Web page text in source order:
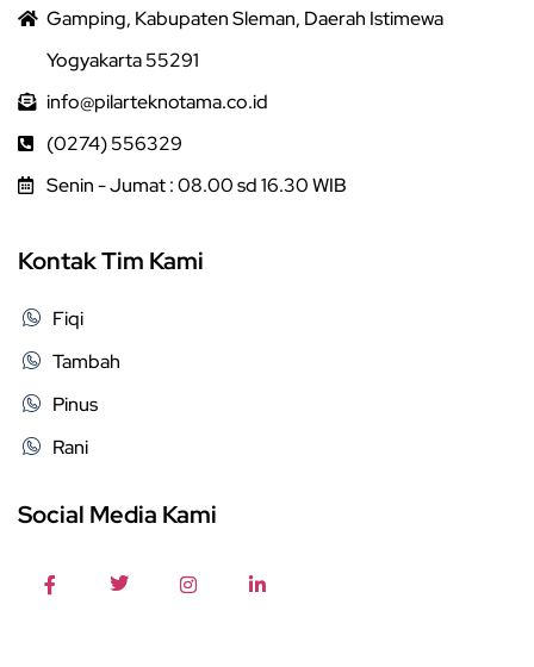
Gamping, Kabupaten Sleman, Daerah Istimewa
Yogyakarta 55291
info@pilarteknotama.co.id
(0274) 556329
Senin - Jumat : 08.00 sd 16.30 WIB
Kontak Tim Kami
Fiqi
Tambah
Pinus
Rani
Social Media Kami